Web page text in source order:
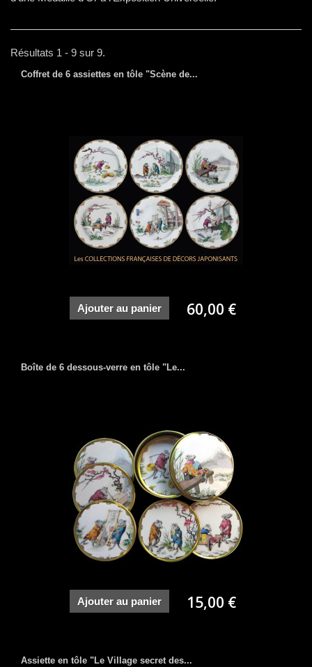
Résultats 1 - 9 sur 9.
Coffret de 6 assiettes en tôle "Scène de...
Ajouter au panier 60,00 €
Boîte de 6 dessous-verre en tôle "Le...
Ajouter au panier 15,00 €
Assiette en tôle "Le Village secret des...